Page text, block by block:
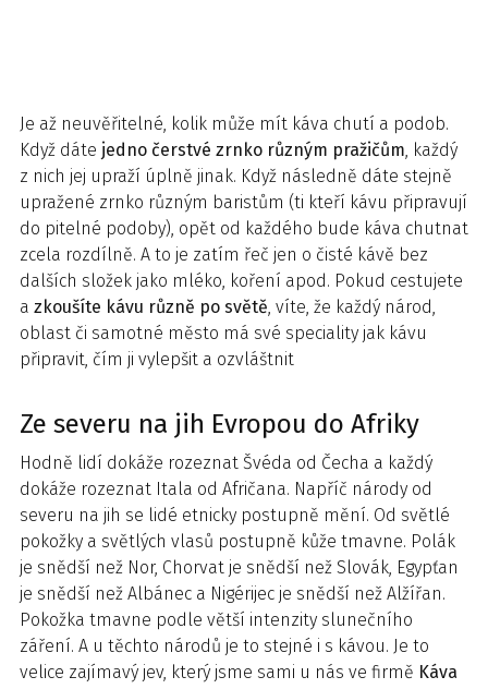
Je až neuvěřitelné, kolik může mít káva chutí a podob.
Když dáte jedno čerstvé zrnko různým pražičům, každý
z nich jej upraží úplně jinak. Když následně dáte stejně
upražené zrnko různým baristům (ti kteří kávu připravují
do pitelné podoby), opět od každého bude káva chutnat
zcela rozdílně. A to je zatím řeč jen o čisté kávě bez
dalších složek jako mléko, koření apod. Pokud cestujete
a zkoušíte kávu různě po světě, víte, že každý národ,
oblast či samotné město má své speciality jak kávu
připravit, čím ji vylepšit a ozvláštnit
Ze severu na jih Evropou do Afriky
Hodně lidí dokáže rozeznat Švéda od Čecha a každý
dokáže rozeznat Itala od Afričana. Napříč národy od
severu na jih se lidé etnicky postupně mění. Od světlé
pokožky a světlých vlasů postupně kůže tmavne. Polák
je snědší než Nor, Chorvat je snědší než Slovák, Egypťan
je snědší než Albánec a Nigérijec je snědší než Alžířan.
Pokožka tmavne podle větší intenzity slunečního
záření. A u těchto národů je to stejné i s kávou. Je to
velice zajímavý jev, který jsme sami u nás ve firmě Káva